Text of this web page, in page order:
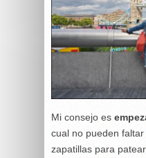
Mi consejo es
cual no pueden
zapatillas para